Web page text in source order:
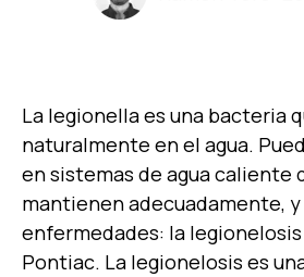
La legionella es una bacteria
naturalmente en el agua.
en sistemas de agua caliente
mantienen adecuadamente, y
enfermedades: la
Pontiac. La legionelosis es